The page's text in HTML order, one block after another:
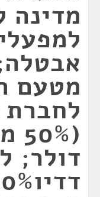
מדינה
מטעם
דולר;